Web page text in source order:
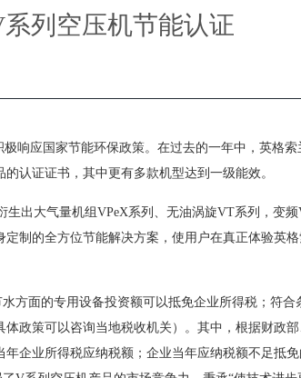
列空压机节能认证
应国家节能环保政策。在过去的一年中，英格索
认证证书，其中更有多款机型达到一级能效。
出大气量机组VPeX系列、无油涡旋VT系列，变
制的全方位节能解决方案，使用户在真正体验英
方面的专用设备投资额可以抵免企业所得税；符合
政策可以咨询当地税收机关）。其中，根据财政
企业所得税应纳税额；企业当年应纳税额不足抵